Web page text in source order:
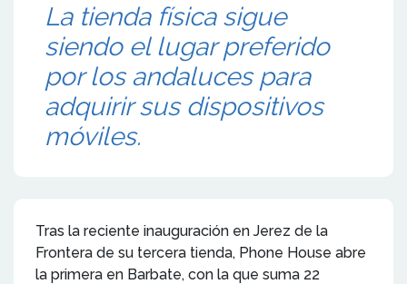
La tienda física sigue
siendo el lugar preferido
por los andaluces para
adquirir sus dispositivos
móviles.
Tras la reciente inauguración en Jerez de la
Frontera de su tercera tienda, Phone House abre
la primera en Barbate, con la que suma 22